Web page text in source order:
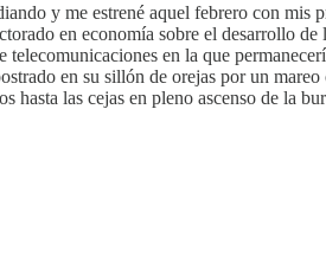
y me estrené aquel febrero con mis
en economía sobre el desarrollo
en la que
en su sillón de orejas por un
las cejas en pleno ascenso de la